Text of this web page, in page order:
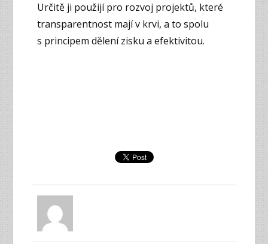
Určitě ji použijí pro rozvoj projektů, které
transparentnost mají v krvi, a to spolu
s principem dělení zisku a efektivitou.